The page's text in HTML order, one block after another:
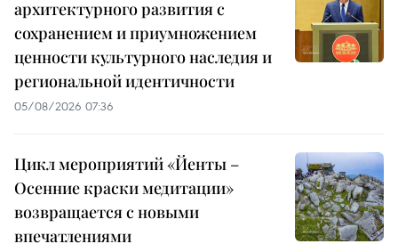
архитектурного развития с
сохранением и приумножением
ценности культурного наследия и
региональной идентичности
05/08/2026 07:36
Цикл мероприятий «Йенты –
Осенние краски медитации»
возвращается с новыми
впечатлениями